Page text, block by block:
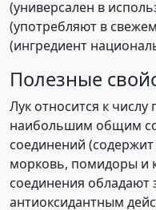
(универсален в
(употребляют в
(ингредиент
Полезные
Лук относится к
наибольшим общим
соединений
морковь, помидоры и
соединения обладают
антиоксидантным